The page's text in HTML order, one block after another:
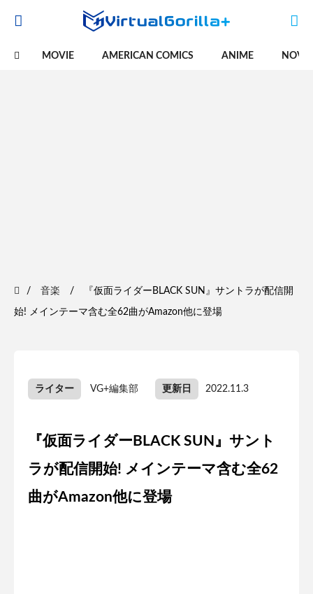
MOVIE AMERICAN COMICS ANIME
音楽 『仮面ライダーBLACK SUN』サントラが配信開
始! メインテーマ含む全62曲がAmazon他に登場
ライター VG+編集部 更新日 2022.11.3
『仮面ライダーBLACK SUN』サント
ラが配信開始! メインテーマ含む全62
曲がAmazon他に登場